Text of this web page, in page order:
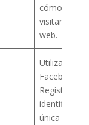
cómo utiliza
visitante el
web.
Utilizada por
Facebook
Registrar
única que se